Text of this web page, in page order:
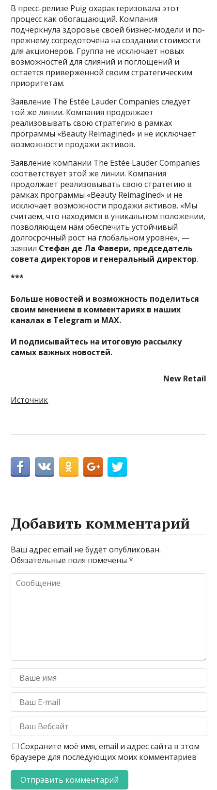
В пресс-релизе Puig охарактеризовала этот
процесс как обогащающий. Компания
подчеркнула здоровье своей бизнес-модели и по-
прежнему сосредоточена на создании стоимости
для акционеров. Группа не исключает новых
возможностей для слияний и поглощений и
остается приверженной своим стратегическим
приоритетам.
Заявление The Estée Lauder Companies следует
той же линии. Компания продолжает
реализовывать свою стратегию в рамках
программы «Beauty Reimagined» и не исключает
возможности продажи активов.
Заявление компании The Estée Lauder Companies
соответствует этой же линии. Компания
продолжает реализовывать свою стратегию в
рамках программы «Beauty Reimagined» и не
исключает возможности продажи активов. «Мы
считаем, что находимся в уникальном положении,
позволяющем нам обеспечить устойчивый
долгосрочный рост на глобальном уровне», —
заявил Стефан де Ла Фавери, председатель
совета директоров и генеральный директор.
***
Больше новостей и возможность поделиться
своим мнением в комментариях в наших
каналах в Telegram и MAX.
И подписывайтесь на итоговую рассылку
самых важных новостей.
New Retail
Источник
Добавить комментарий
Ваш адрес email не будет опубликован.
Обязательные поля помечены*
Сохраните моё имя, email и адрес сайта в этом
браузере для последующих моих комментариев